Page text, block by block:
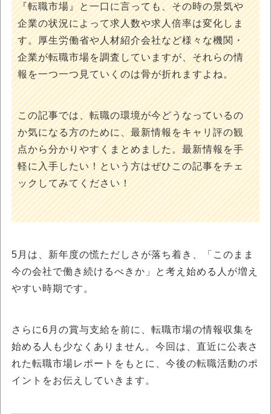
『転職市場』と一口に言っても、その時の景気や
企業の状況によって求人数や求人倍率は変化しま
す。厚生労働省や人材紹介会社など様々な機関・
企業が転職市場を調査していますが、それらの情
報を一つ一つ見ていくのは骨が折れますよね。
この記事では、転職の環境が今どうなっているの
か気になる方のために、最新情報をキャリ評の観
点から分かりやすくまとめました。最新情報を手
軽に入手したい！という方はぜひこの記事をチェ
ックしてみてください！
5月は、新年度の慌ただしさが落ち着き、「このまま
今の会社で働き続けるべきか」と考え始める人が増え
やすい時期です。
さらに6月の賞与支給を前に、転職市場の情報収集を
始める人も少なくありません。今回は、直近に公表さ
れた転職市場レポートをもとに、今後の転職活動のポ
イントをお伝えしていきます。